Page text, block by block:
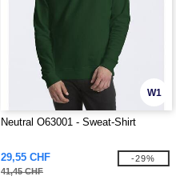
W1
Neutral O63001 - Sweat-Shirt
29,55 CHF
41,45 CHF
-29%